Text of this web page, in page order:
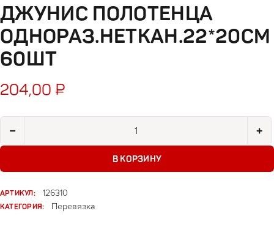
ДЖУНИС ПОЛОТЕНЦА
ОДНОРАЗ.НЕТКАН.22*20СМ
60ШТ
204,00 ₽
− +
В КОРЗИНУ
АРТИКУЛ:
126310
КАТЕГОРИЯ:
Перевязка